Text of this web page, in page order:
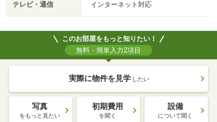
テレビ・通信 インターネット対応
このお部屋をもっと知りたい！
無料・簡単入力2項目
実際に物件を見学 したい
写真
をもっと見たい
初期費用
を聞く
設備
について聞く